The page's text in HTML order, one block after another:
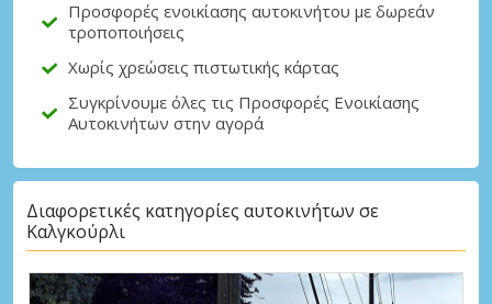
Προσφορές ενοικίασης αυτοκινήτου με δωρεάν
τροποποιήσεις
Χωρίς χρεώσεις πιστωτικής κάρτας
Συγκρίνουμε όλες τις Προσφορές Ενοικίασης
Αυτοκινήτων στην αγορά
Διαφορετικές κατηγορίες αυτοκινήτων σε
Καλγκούρλι